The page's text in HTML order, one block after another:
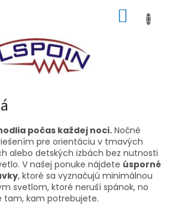
počas každej noci. Nočné
pre orientáciu v tmavých
alebo detských izbách bez nutnosti
V našej ponuke nájdete úsporné
, ktoré sa vyznačujú minimálnou
svetlom, ktoré neruší spánok, no
tam, kam potrebujete.